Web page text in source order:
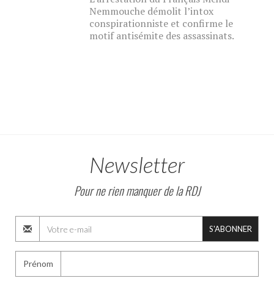
Nemmouche démolit l’intox
conspirationniste et confirme le
motif antisémite des assassinats.
Newsletter
Pour ne rien manquer de la RDJ
S'ABONNER
Prénom